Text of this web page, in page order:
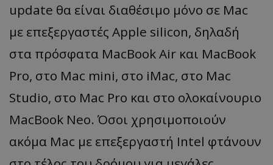
update θα είναι διαθέσιμο μόνο σε Mac
με επεξεργαστές Apple silicon, δηλαδή
στα πρόσφατα MacBook Air και MacBook
Pro, στο Mac mini, στο iMac, στο Mac
Studio, στο Mac Pro και στο ολοκαίνουριο
MacBook Neo. Όσοι χρησιμοποιούν
ακόμα Mac με επεξεργαστή Intel φτάνουν